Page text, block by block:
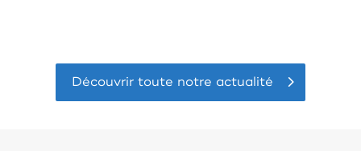
Découvrir toute notre actualité